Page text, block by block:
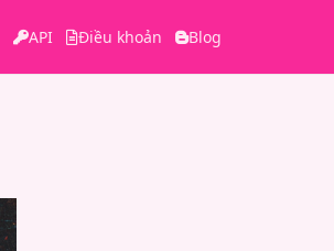
API Điều khoản Blog